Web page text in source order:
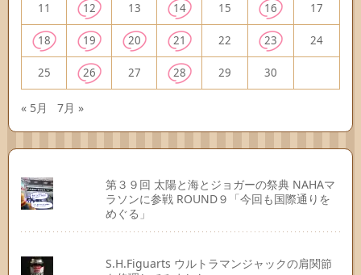
11 12 13 14 15 16 17
18 19 20 21 22 23 24
25 26 27 28 29 30
« 5月 7月 »
第３９回 太陽と海とジョガーの祭典 NAHAマ
ラソンに参戦 ROUND９「今回も国際通りを
めぐる」
S.H.Figuarts ウルトラマンジャックの肩関節